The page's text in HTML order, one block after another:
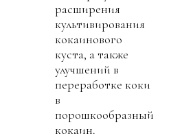
расширения
культивирования
кокаинового
куста, а также
улучшений в
переработке коки
в
порошкообразный
кокаин.